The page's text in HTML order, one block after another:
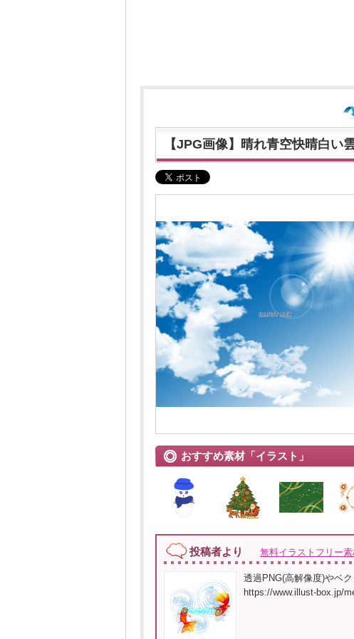
【JPG画像】晴れ青空快晴白い
おすすめ素材「イラスト」
投稿者より 無料イラストフリー
透過PNG(高解像度)やベ
https://www.illust-box.jp/